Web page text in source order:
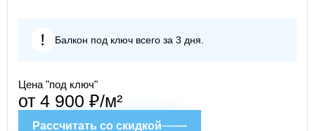
Балкон под ключ всего за 3 дня.
Цена "под ключ"
от 4 900 ₽/м²
Рассчитать со скидкой